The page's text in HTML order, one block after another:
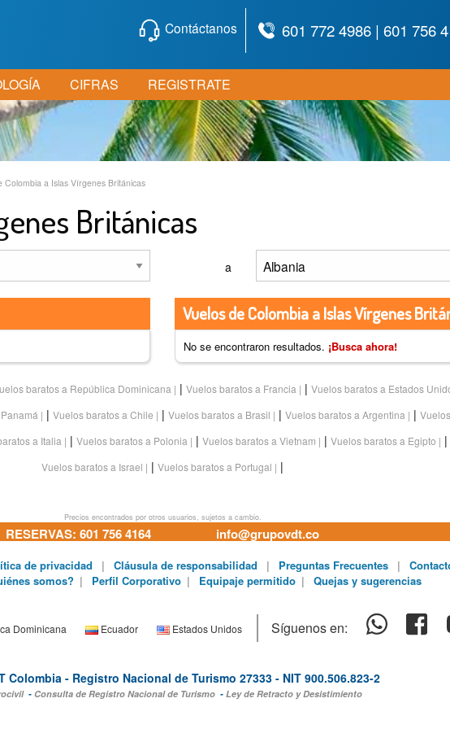
Contáctanos 601 772 4986 | 601 756
CIFRAS REGISTRATE
Colombia a Islas Vírgenes Británicas
Británicas
a
Vuelos de Colombia a Islas Vírgenes
No se encontraron resultados. ¡Busca ahora!
baratos a República Dominicana | Vuelos baratos a Francia | Vuelos baratos a Estados
| Vuelos baratos a Chile | Vuelos baratos a Brasil | Vuelos baratos a Argentina |
a Italia | Vuelos baratos a Polonia | Vuelos baratos a Vietnam | Vuelos baratos a Egipto |
Vuelos baratos a Israel | Vuelos baratos a Portugal |
Precios encontrados por otros usuarios, sujetos a cambio.
RESERVAS: 601 756 4164 info@grupovdt.co
de privacidad | Cláusula de responsabilidad | Preguntas Frecuentes |
somos? | Perfil Corporativo | Equipaje permitido | Quejas y sugerencias
Dominicana Ecuador Estados Unidos Síguenos en:
Colombia - Registro Nacional de Turismo 27333 - NIT 900.506.823-2
- Consulta de Registro Nacional de Turismo- Ley de Retracto y Desistimiento